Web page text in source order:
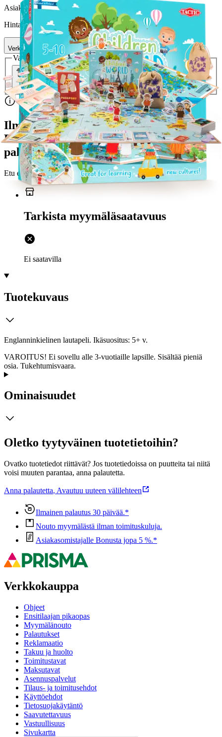
Asiakasomistajahinta
Hinta ilman S-Etukorttia: 29,95 €
Verkkokaupan hinta
Valitse toimitustapa
Nouto myymälästä
Ei saatavilla
Toimitus
Kotiin tai noutopisteeseenAlk. 0 €
Ilmainen toimitus yli 100 €:n tilauksille
Postin pakettiautomaattiin tai
palvelupisteeseen!
Etu ei koske Suuri‑lisäpalvelulla toimitettavia tuotteita.
Tarkista myymäläsaatavuus
Ei saatavilla
Tuotekuvaus
Englanninkielinen lautapeli. Ikäsuositus: 5+ v.
VAROITUS! Ei sovellu alle 3-vuotiaille lapsille. Sisältää pieniä
osia. Tukehtumisvaara.
Ominaisuudet
Oletko tyytyväinen tuotetietoihin?
Ovatko tuotetiedot riittävät? Jos tuotetiedoissa on puutteita tai niitä
voisi muuten parantaa, anna palautetta.
Anna palautetta, Avautuu uuteen välilehteen
Ilmainen palautus 30 päivää.*
Nouto myymälästä ilman toimituskuluja.
Asiakasomistajalle Bonusta jopa 5 %.*
Verkkokauppa
Ohjeet
Ensitilaajan pikaopas
Myymälänouto
Palautukset
Reklamaatio
Takuu ja huolto
Toimitustavat
Maksutavat
Asennuspalvelut
Tilaus- ja toimitusehdot
Käyttöehdot
Tietosuojakäytäntö
Saavutettavuus
Vastuullisuus
Sivukartta